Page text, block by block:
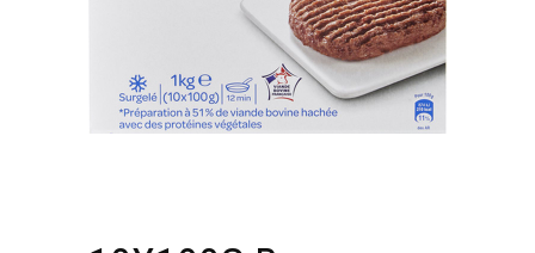
ΕΠΙΚΟΙΝΩΝΙΑ